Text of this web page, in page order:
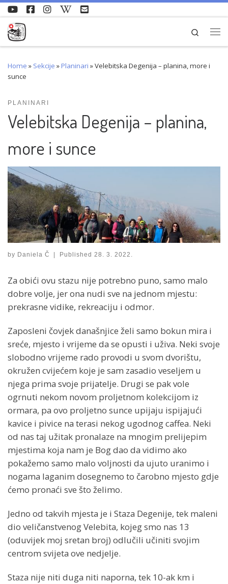
Skip to content
Search
Home » Sekcije »Planinari »Velebitska Degenija – planina, more i
sunce
PLANINARI
Velebitska Degenija – planina,
more i sunce
by Daniela Č | Published 28. 3. 2022.
Za obići ovu stazu nije potrebno puno, samo malo
dobre volje, jer ona nudi sve na jednom mjestu:
prekrasne vidike, rekreaciju i odmor.
Zaposleni čovjek današnjice želi samo bokun mira i
sreće, mjesto i vrijeme da se opusti i uživa. Neki svoje
slobodno vrijeme rado provodi u svom dvorištu,
okružen cvijećem koje je sam zasadio veseljem u
njega prima svoje prijatelje. Drugi se pak vole
ogrnuti nekom novom proljetnom kolekcijom iz
ormara, pa ovo proljetno sunce upijaju ispijajući
kavice i pivice na terasi nekog ugodnog caffea. Neki
od nas taj užitak pronalaze na mnogim prelijepim
mjestima koja nam je Bog dao da vidimo ako
pokažemo samo malo voljnosti da ujuto uranimo i
nogama laganim dosegnemo to čarobno mjesto gdje
ćemo pronaći sve što želimo.
Jedno od takvih mjesta je i Staza Degenije, tek maleni
dio veličanstvenog Velebita, kojeg smo nas 13
(oduvijek moj sretan broj) odlučili učiniti svojim
centrom svijeta ove nedjelje.
Staza nije niti duga niti naporna, tek 10-ak km i